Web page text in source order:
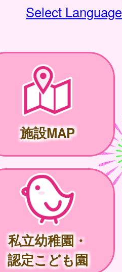
Select Language
施設MAP
私立幼稚園・
認定こども園